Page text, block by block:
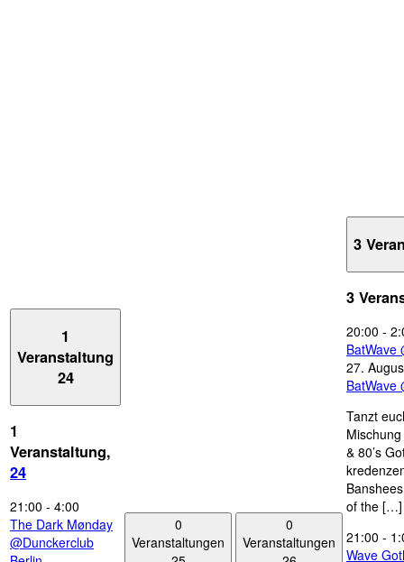
1
Veranstaltung
24
1
Veranstaltung,
24
21:00 - 4:00
The Dark Mønday
@Dunckerclub
0
Veranstaltungen
0
Veranstaltungen
3
3
20:00 -
BatWave
27.
BatWave
Tanzt
& 80’s
of the […]
21:00 -
Wave